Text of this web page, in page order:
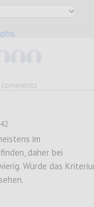
und
zumindest drei
und/oder
und/oder
(gemäß ISOTyp
der
darauf zu
im
daher bei
Würde das